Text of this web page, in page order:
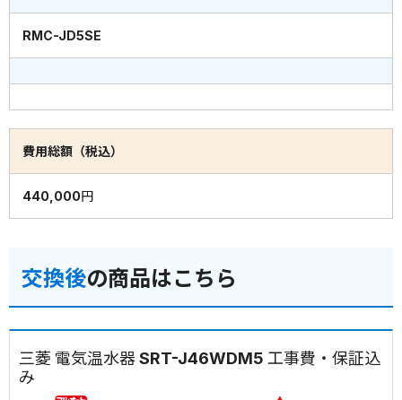
RMC-JD5SE
費用総額（税込）
440,000円
交換後の商品はこちら
三菱 電気温水器 SRT-J46WDM5 工事費・保証込
み